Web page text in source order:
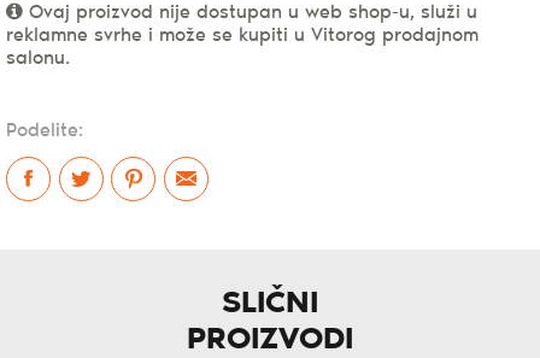
Ovaj proizvod nije dostupan u web shop-u, služi u
reklamne svrhe i može se kupiti u Vitorog prodajnom
salonu.
Podelite:
SLIČNI
PROIZVODI